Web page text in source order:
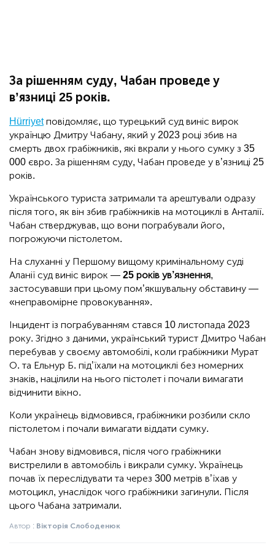
За рішенням суду, Чабан проведе у
в’язниці 25 років.
Hürriyetповідомляє, що турецький суд виніс вирок
українцю Дмитру Чабану, який у 2023 році збив на
смерть двох грабіжників, які вкрали у нього сумку з 35
000 євро. За рішенням суду, Чабан проведе у в’язниці 25
років.
Українського туриста затримали та арештували одразу
після того, як він збив грабіжників на мотоциклі в Анталії.
Чабан стверджував, що вони пограбували його,
погрожуючи пістолетом.
На слуханні у Першому вищому кримінальному суді
Аланії суд виніс вирок — 25 років ув’язнення,
застосувавши при цьому пом’якшувальну обставину —
«неправомірне провокування».
Інцидент із пограбуванням стався 10 листопада 2023
року. Згідно з даними, український турист Дмитро Чабан
перебував у своєму автомобілі, коли грабіжники Мурат
О. та Ельнур Б. під’їхали на мотоциклі без номерних
знаків, націлили на нього пістолет і почали вимагати
відчинити вікно.
Коли українець відмовився, грабіжники розбили скло
пістолетом і почали вимагати віддати сумку.
Чабан знову відмовився, після чого грабіжники
вистрелили в автомобіль і викрали сумку. Українець
почав їх переслідувати та через 300 метрів в’їхав у
мотоцикл, унаслідок чого грабіжники загинули. Після
цього Чабана затримали.
Автор : Вікторія Слободенюк